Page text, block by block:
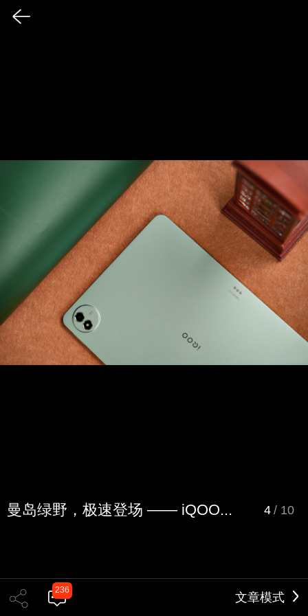
曼岛绿野，极速登场 —— iQOO... 4 / 10
236
文章模式